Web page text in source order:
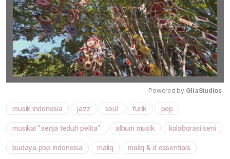
Powered by GliaStudios
musik indonesia jazz soul funk pop
musikal "senja teduh pelita" album musik kolaborasi seni
budaya pop indonesia maliq maliq & d essentials